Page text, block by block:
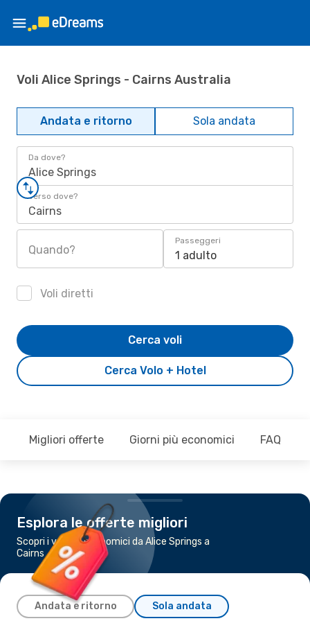
Voli Alice Springs - Cairns Australia
Andata e ritorno Sola andata
Da dove?
Alice Springs
Verso dove?
Cairns
Quando?
Passeggeri
1 adulto
Voli diretti
Cerca Volo + Hotel
Cerca voli
Migliori offerte Giorni più economici FAQ
Esplora le offerte migliori
Scopri i voli più economici da Alice Springs a
Cairns
Andata e ritorno Sola andata